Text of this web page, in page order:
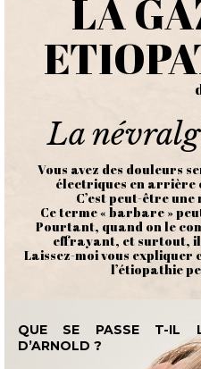
LA
La
Vous avez des douleurs
électriques en arrière
C’est peut-être
Ce terme « barbare »
Pourtant, quand on le
effrayant, et surtout, il
Laissez-moi vous expliquer
l’étiopathie
QUE SE PASSE T-IL
D’ARNOLD ?